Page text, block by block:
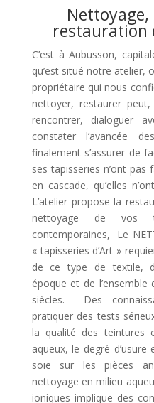
restauration
C’est à Aubusson,
qu’est situé notre
propriétaire qui nous
nettoyer, restaurer
rencontrer, dialoguer
constater l’avancée
finalement s’assurer de
ses tapisseries n’ont pas
en cascade, qu’elles
L’atelier propose la
nettoyage de vos
contemporaines, Le
« tapisseries d’Art »
de ce type de textile,
époque et de
siècles. Des
pratiquer des tests
la qualité des teintures
aqueux, le degré
soie sur les pièces
nettoyage en milieu
ioniques implique des